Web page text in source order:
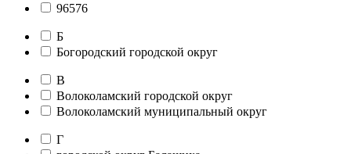
96576
Б
Богородский городской округ
В
Волоколамский городской округ
Волоколамский муниципальный округ
Г